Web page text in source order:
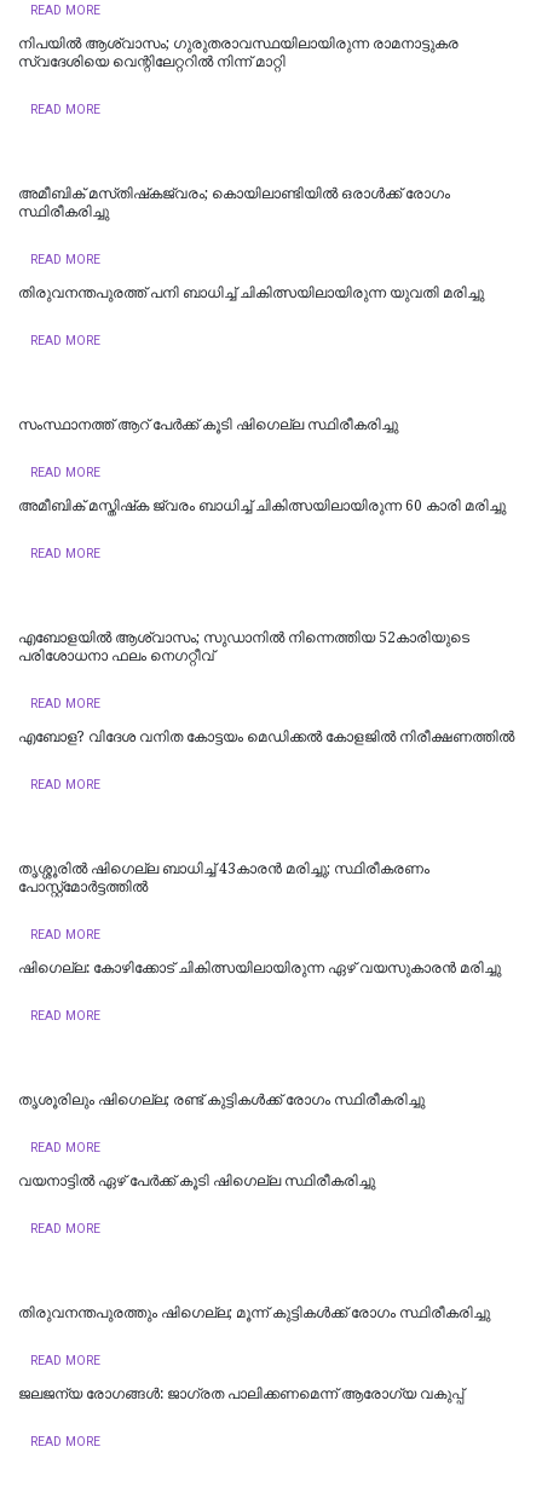
READ MORE
നിപയിൽ ആശ്വാസം; ഗുരുതരാവസ്ഥയിലായിരുന്ന രാമനാട്ടുകര
സ്വദേശിയെ വെന്റിലേറ്ററിൽ നിന്ന് മാറ്റി
READ MORE
അമീബിക് മസ്‌തിഷ്‌കജ്വരം; കൊയിലാണ്ടിയിൽ ഒരാൾക്ക് രോഗം
സ്ഥിരീകരിച്ചു
READ MORE
തിരുവനന്തപുരത്ത് പനി ബാധിച്ച് ചികിത്സയിലായിരുന്ന യുവതി മരിച്ചു
READ MORE
സംസ്ഥാനത്ത് ആറ് പേര്‍ക്ക് കൂടി ഷിഗെല്ല സ്ഥിരീകരിച്ചു
READ MORE
അമീബിക് മസ്തിഷ്‌ക ജ്വരം ബാധിച്ച് ചികിത്സയിലായിരുന്ന 60 കാരി മരിച്ചു
READ MORE
എബോളയിൽ ആശ്വാസം; സുഡാനിൽ നിന്നെത്തിയ 52കാരിയുടെ
പരിശോധനാ ഫലം നെഗറ്റീവ്
READ MORE
എ​ബോ​ള? വി​ദേ​ശ വ​നി​ത കോ​ട്ട​യം മെ​ഡി​ക്ക​ൽ കോ​ള​ജി​ൽ നി​രീ​ക്ഷ​ണ​ത്തി​ൽ
READ MORE
തൃശ്ശൂരിൽ ഷിഗെല്ല ബാധിച്ച് 43കാരൻ മരിച്ചു; സ്ഥിരീകരണം
പോസ്റ്റ്‌മോര്‍ട്ടത്തില്‍
READ MORE
ഷിഗെല്ല: കോഴിക്കോട് ചികിത്സയിലായിരുന്ന ഏഴ് വയസുകാരന്‍ മരിച്ചു
READ MORE
തൃശൂരിലും ഷിഗെല്ല; രണ്ട് കുട്ടികള്‍ക്ക് രോഗം സ്ഥിരീകരിച്ചു
READ MORE
വയനാട്ടില്‍ ഏഴ് പേര്‍ക്ക് കൂടി ഷിഗെല്ല സ്ഥിരീകരിച്ചു
READ MORE
തിരുവനന്തപുരത്തും ഷിഗെല്ല; മൂന്ന് കുട്ടികൾക്ക് രോഗം സ്ഥിരീകരിച്ചു
READ MORE
ജലജന്യ രോഗങ്ങള്‍: ജാഗ്രത പാലിക്കണമെന്ന് ആരോഗ്യ വകുപ്പ്
READ MORE